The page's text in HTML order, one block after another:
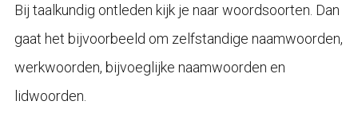
Bij taalkundig ontleden kijk je naar woordsoorten. Dan
gaat het bijvoorbeeld om zelfstandige naamwoorden,
werkwoorden, bijvoeglijke naamwoorden en
lidwoorden.